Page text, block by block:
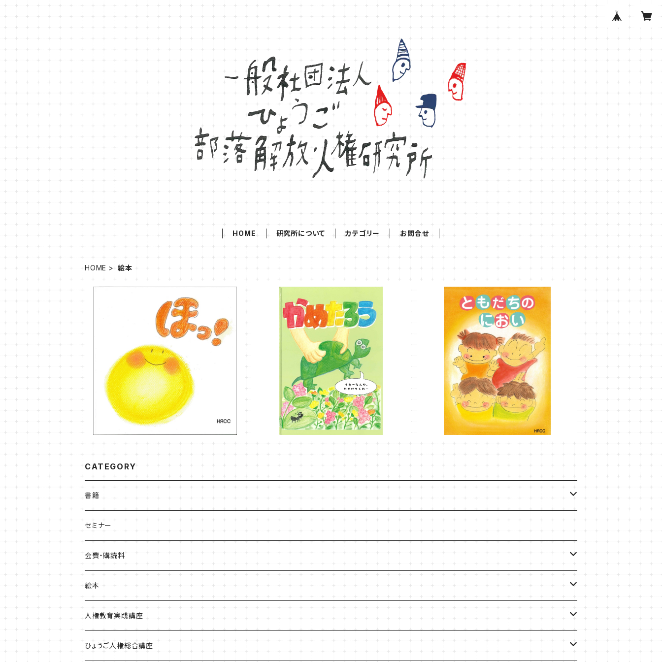
HOME 研究所について カテゴリー お問合せ
HOME 絵本
ほっ！
¥1,000
かめたろう
¥1,200
ともだちのにおい【第2版】
¥1,000
CATEGORY
書籍
ひょうご部落解放
人権歴史マップ
淡路・神戸増補版
播磨版
はじめてみよう！これからの部落問題学習
人権政策マップ報告書
セミナー
会費・購読料
正会員会費
特別会員会費
賛助会費
絵本
ともだちのにおい
かめたろう
人権教育実践講座
単体申込
ひょうご人権総合講座